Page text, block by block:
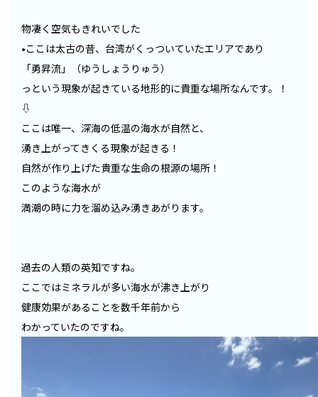
物凄く空気もきれいでした
•ここは太古の昔、台湾がくっついていたエリアであり
「勇昇流」（ゆうしょうりゅう）
っという現象が起きている地形的に貴重な場所なんです。！
⇩
ここは唯一、深海の低温の海水が自然と、
湧き上がってきくる現象が起きる！
自然が作り上げた貴重な生命の根源の場所！
このような海水が
満潮の時に力を溜め込み湧きあがります。
過去の人類の英知ですね。
ここではミネラルが多い海水が沸き上がり
健康効果があることを数千年前から
わかっていたのですね。